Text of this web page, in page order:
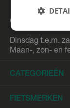
Openingsuren
Dinsdag t.e.m.
Maan-, zon- en
CATEGORIEËN
Elektrische Fietsen
FIETSMERKEN